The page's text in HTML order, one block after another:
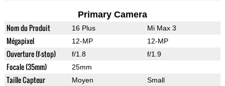
Primary Camera
Nom du Produit 16 Plus Mi Max 3
Mégapixel 12-MP 12-MP
Ouverture (f-stop) f/1.8 f/1.9
Focale (35mm) 25mm
Taille Capteur Moyen Small